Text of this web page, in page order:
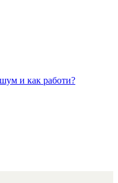
и как работи?